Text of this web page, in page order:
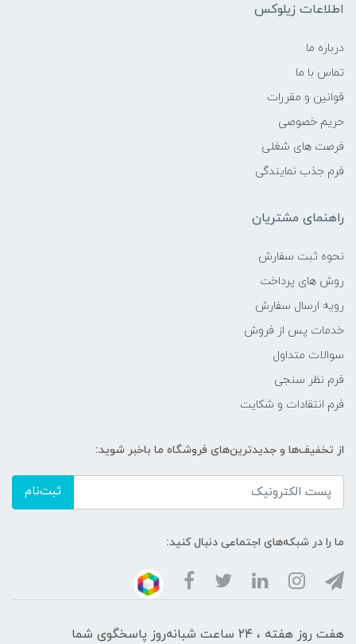
اطلاعات زیلوکس
درباره ما
تماس با ما
قوانین و مقررات
حریم خصوصی
فرصت های شغلی
فرم جذب نمایندگی
راهنمای مشتریان
نحوه ثبت سفارش
روش های پرداخت
رویه ارسال سفارش
خدمات پس از فروش
سوالات متداول
فرم نظر سنجی
فرم انتقادات و شکایت
از تخفیف‌ها و جدیدترین‌های فروشگاه ما باخبر شوید:
ثبت‌نام
ما را در شبکه‌های اجتماعی دنبال کنید:
هفت روز هفته ، ۲۴ ساعت شبانه‌روز پاسخگوی شما